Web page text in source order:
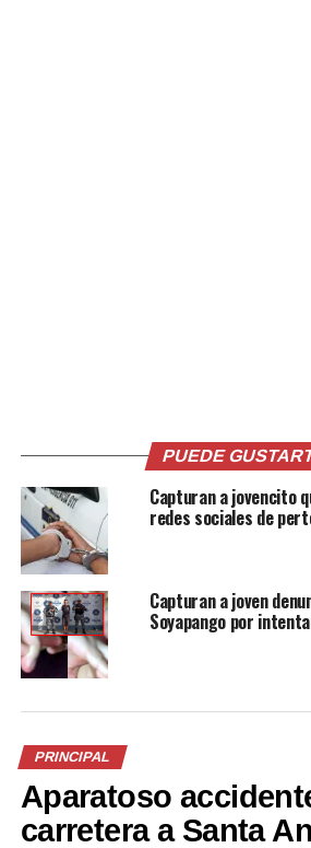
de oriente ubicada sobre el
Bulevar del Ejercito
22 agosto, 2018
En «Nacionales»
utilicen la
ubica
Ejército
Quejas y altos costos
de la terminal “Nuevo
Amanecer”
27 agosto, 2018
En «Nacionales»
PUEDE
Capturan a jovencito
redes sociales de
Capturan a joven
Soyapango por
PRINCIPAL
Aparatoso
carretera a Santa